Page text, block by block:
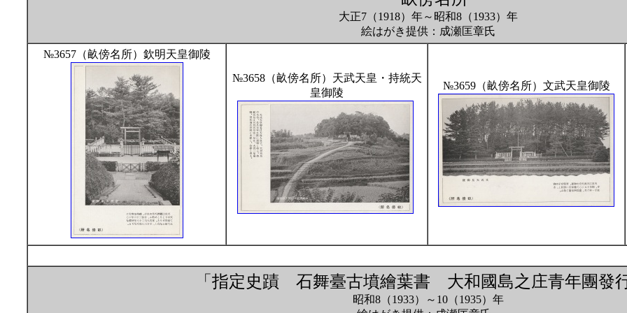
大正7（1918）年～昭和8（1933）年
絵はがき提供：成瀬匡章氏
№3657（畝傍名所）欽明天皇御陵
№3658（畝傍名所）天武天皇・持統天
皇御陵
№3659（畝傍名所）文武天皇御陵
「指定史蹟 石舞臺古墳繪葉書 大和國島之庄青年團
昭和8（1933）～10（1935）年